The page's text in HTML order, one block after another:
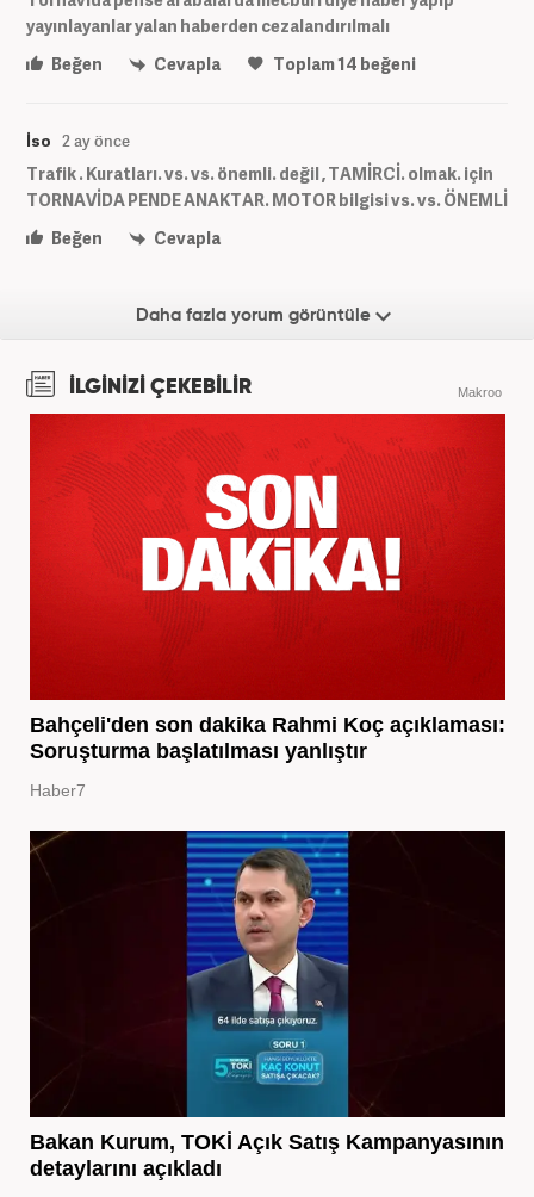
yayınlayanlar yalan haberden cezalandırılmalı
Beğen
Cevapla Toplam14 beğeni
İso 2 ay önce
Trafik . Kuratları. vs. vs. önemli. değil , TAMİRCİ. olmak. için
TORNAVİDA PENDE ANAKTAR. MOTOR bilgisi vs. vs. ÖNEMLİ
Beğen
Cevapla
Daha fazla yorum görüntüle
İLGİNİZİ ÇEKEBİLİR Makroo
Bahçeli'den son dakika Rahmi Koç açıklaması:
Soruşturma başlatılması yanlıştır
Haber7
Bakan Kurum, TOKİ Açık Satış Kampanyasının
detaylarını açıkladı